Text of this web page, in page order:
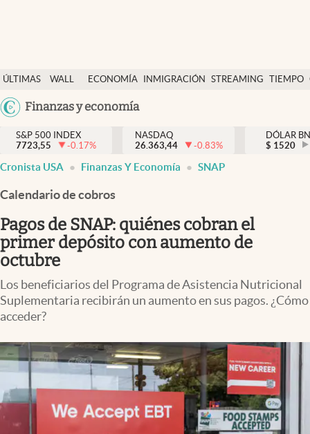
ÚLTIMAS
NOTICIAS
WALL
DÓLAR
ECONOMÍA INMIGRACIÓN STREAMING TIEMPO
México
Finanzas y economía
Finanzas y economía
Wall Street y dólar
Inmigración
Espiritual
Streaming
PC y mobile
Lifestyle
USA
S&P 500 INDEX
7723,55
-0.17%
NASDAQ
26.363,44
-0.83%
DÓLAR
$ 1520
Cronista USA Finanzas Y Economía SNAP
Calendario de cobros
Pagos de SNAP: quiénes cobran el
primer depósito con aumento de
octubre
Los beneficiarios del Programa de Asistencia Nutricional
Suplementaria recibirán un aumento en sus pagos. ¿Cómo
acceder?